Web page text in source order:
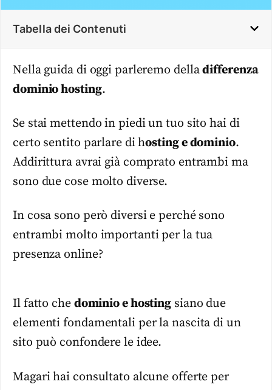
Tabella dei Contenuti
Nella guida di oggi parleremo delladifferenza
dominio hosting.
Se stai mettendo in piedi un tuo sito hai di
certo sentito parlare di hosting e dominio.
Addirittura avrai già comprato entrambi ma
sono due cose molto diverse.
In cosa sono però diversi e perché sono
entrambi molto importanti per la tua
presenza online?
Il fatto che dominio e hosting siano due
elementi fondamentali per la nascita di un
sito può confondere le idee.
Magari hai consultato alcune offerte per